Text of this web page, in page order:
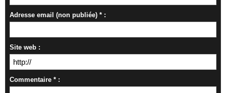
Adresse email (non publiée) * :
Site web :
Commentaire * :